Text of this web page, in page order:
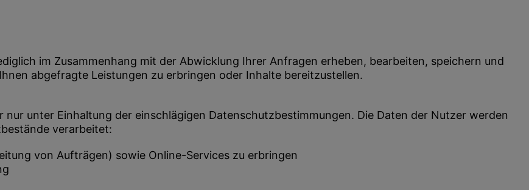
im Zusammenhang mit der Abwicklung Ihrer Anfragen erheben, bearbeiten, speichern und
abgefragte Leistungen zu erbringen oder Inhalte bereitzustellen.
unter Einhaltung der einschlägigen Datenschutzbestimmungen. Die Daten der Nutzer werden
verarbeitet:
von Aufträgen) sowie Online-Services zu erbringen